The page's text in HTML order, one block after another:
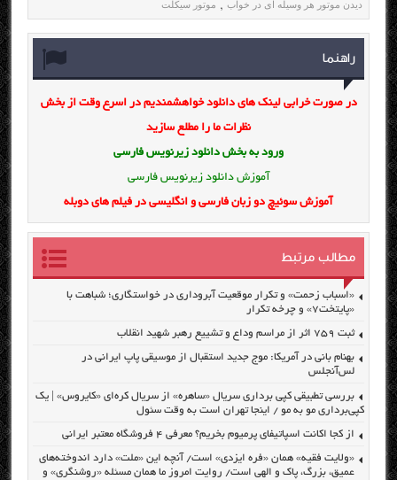
دیدن موتور هر وسیله ای در خواب , موتور سیکلت
راهنما
در صورت خرابی لینک های دانلود خواهشمندیم در اسرع وقت از بخش
نظرات ما را مطلع سازید
ورود به بخش دانلود زیرنویس فارسی
آموزش دانلود زیرنویس فارسی
آموزش سوئیچ دو زبان فارسی و انگلیسی در فیلم های دوبله
مطالب مرتبط
«اسباب زحمت» و تکرار موقعیت آبروداری در خواستگاری؛ شباهت با
«پایتخت۷» و چرخه تکرار
ثبت ۷۵۹ اثر از مراسم وداع و تشییع رهبر شهید انقلاب
بهنام بانی در آمریکا: موج جدید استقبال از موسیقی پاپ ایرانی در
لس‌آنجلس
بررسی تطبیقی کپی برداری سریال «ساهره» از سریال کره‌ای «کایروس» | یک
کپی‌برداری مو به مو / اینجا تهران است به وقت سئول
از کجا اکانت اسپاتیفای پرمیوم بخریم؟ معرفی ۴ فروشگاه معتبر ایرانی
«ولایت فقیه» همان «فره ایزدی» است/ آنچه این «ملت» دارد اندوخته‌های
عمیق، بزرگ، پاک و الهی است/ روایت امروز ما همان مسئله «روشنگری» و